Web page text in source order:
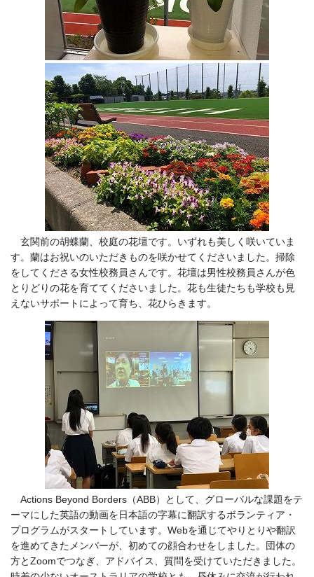
玄関前の胡蝶蘭、校庭の花壇です。いずれも美しく咲いていま
す。蘭はお祝いのいただきものを咲かせてくださいました。掃除
をしてくださる女性校務員さんです。花壇は男性校務員さんが色
とりどりの花を育ててくださいました。花も生徒たちも学校も見
えないサポートによって育ち、花ひらきます。
Actions Beyond Borders（ABB）と して、グローバルな課題をテ
ーマにした英語の動画を日本語の字幕に翻訳するボランティア・
プログラムがスタートしています。Webを通じてやりとりや翻訳
を進めてきたメンバーが、初めての顔合わせをしました。団体の
方とZoomでつなぎ、アドバイス、質問を受けていただきました。